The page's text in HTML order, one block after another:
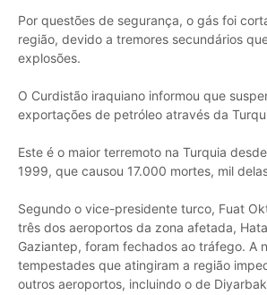
Por questões de segurança, o gás foi
região, devido a tremores secundários
explosões.
O Curdistão iraquiano informou que
exportações de petróleo através da
Este é o maior terremoto na Turquia
1999, que causou 17.000 mortes, mil
Segundo o vice-presidente turco, Fuat
três dos aeroportos da zona afetada,
Gaziantep, foram fechados ao tráfego. A
tempestades que atingiram a região
outros aeroportos, incluindo o de